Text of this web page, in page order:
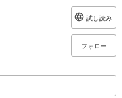
試し読み
フォロー